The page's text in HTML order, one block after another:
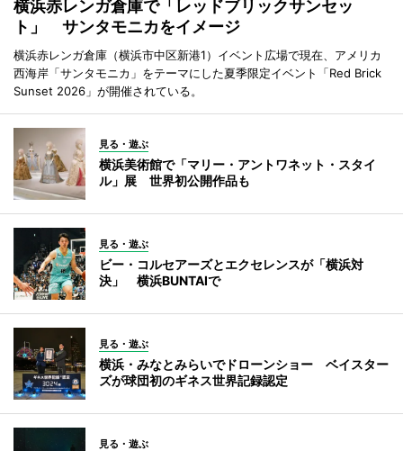
横浜赤レンガ倉庫で「レッドブリックサンセッ
ト」 サンタモニカをイメージ
横浜赤レンガ倉庫（横浜市中区新港1）イベント広場で現在、アメリカ
西海岸「サンタモニカ」をテーマにした夏季限定イベント「Red Brick
Sunset 2026」が開催されている。
見る・遊ぶ
横浜美術館で「マリー・アントワネット・スタイ
ル」展 世界初公開作品も
見る・遊ぶ
ビー・コルセアーズとエクセレンスが「横浜対
決」 横浜BUNTAIで
見る・遊ぶ
横浜・みなとみらいでドローンショー ベイスター
ズが球団初のギネス世界記録認定
見る・遊ぶ